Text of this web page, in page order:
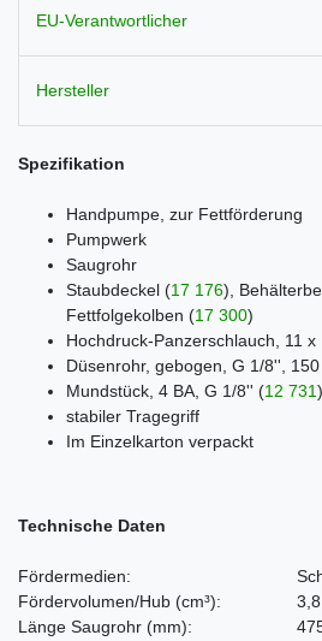
EU-Verantwortlicher
Hersteller
Spezifikation
Handpumpe, zur Fettförderung
Pumpwerk
Saugrohr
Staubdeckel (17 176),
Fettfolgekolben (17 300)
Hochdruck-Panzerschlauch, 11 x
Düsenrohr, gebogen, G 1/8'',
Mundstück, 4 BA, G 1/8'' (12 731)
stabiler Tragegriff
Im Einzelkarton verpackt
Technische Daten
Fördermedien:
Fördervolumen/Hub (cm³):
Länge Saugrohr (mm):